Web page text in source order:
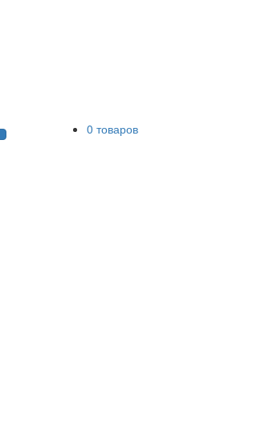
0 товаров